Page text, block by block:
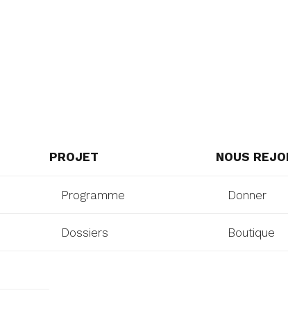
PROJET
Programme
Dossiers
NOUS
Donner
Boutique